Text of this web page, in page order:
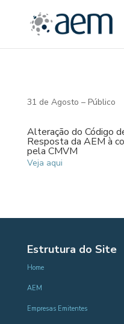
31 de Agosto – Público
Alteração do Código
Resposta da AEM à
pela CMVM
Veja aqui
Estrutura do Site
Home
AEM
Empresas Emitentes